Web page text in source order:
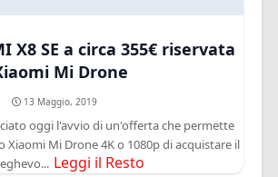
X8 SE a circa 355€ riservata
Mi Drone
13 Maggio, 2019
oggi l'avvio di un'offerta che permette
Xiaomi Mi Drone 4K o 1080p di acquistare il
Leggi il Resto